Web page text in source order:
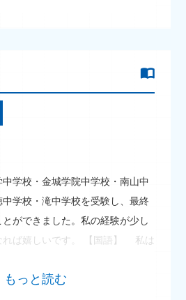
学校・金城学院中学校・南山中
学校・滝中学校を受験し、最終
ができました。私の経験が少し
れば嬉しいです。 【国語】 私は